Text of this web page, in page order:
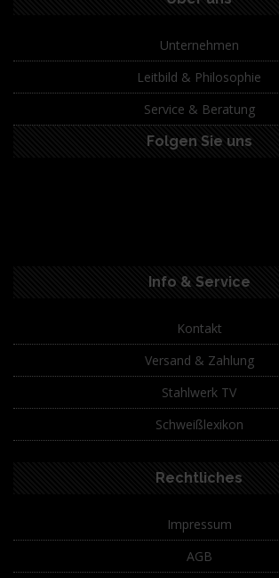
Unternehmen
Leitbild & Philosophie
Service & Beratung
Folgen Sie uns
Info & Service
Kontakt
Versand & Zahlung
Stahlwerk TV
Schweißlexikon
Rechtliches
Impressum
AGB